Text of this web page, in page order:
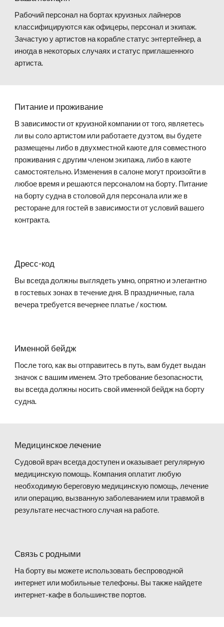
Рабочий персонал на бортах круизных лайнеров
классифицируются как офицеры, персонал и экипаж.
Зачастую у артистов на корабле статус энтертейнер, а
иногда в некоторых случаях и статус приглашенного
артиста.
Питание и проживание
В зависимости от круизной компании от того, являетесь
ли вы соло артистом или работаете дуэтом, вы будете
размещены либо в двухместной каюте для совместного
проживания с другим членом экипажа, либо в каюте
самостоятельно. Изменения в салоне могут произойти в
любое время и решаются персоналом на борту. Питание
на борту судна в столовой для персонала или же в
ресторане для гостей в зависимости от условий вашего
контракта.
Дресс-код
Вы всегда должны выглядеть умно, опрятно и элегантно
в гостевых зонах в течение дня. В праздничные, гала
вечера требуется вечернее платье / костюм.
Именной бейдж
После того, как вы отправитесь в путь, вам будет выдан
значок с вашим именем. Это требование безопасности,
вы всегда должны носить свой именной бейдж на борту
судна.
Медицинское лечение
Судовой врач всегда доступен и оказывает регулярную
медицинскую помощь. Компания оплатит любую
необходимую береговую медицинскую помощь, лечение
или операцию, вызванную заболеванием или травмой в
результате несчастного случая на работе.
Связь с родными
На борту вы можете использовать беспроводной
интернет или мобильные телефоны. Вы также найдете
интернет-кафе в большинстве портов.